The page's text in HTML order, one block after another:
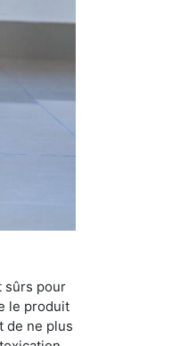
sûrs pour
le produit
de ne plus